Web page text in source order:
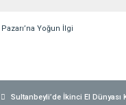
Sultanbeyli’de İkinci El Dünyası Kapılarını Açtı: Adil